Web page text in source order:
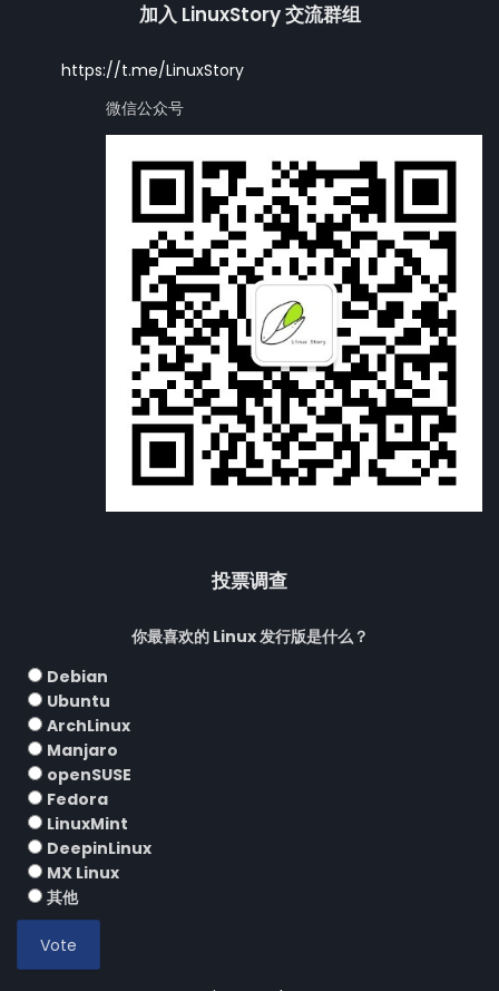
加入 LinuxStory 交流群组
https://t.me/LinuxStory
微信公众号
投票调查
你最喜欢的 Linux 发行版是什么？
Debian
Ubuntu
ArchLinux
Manjaro
openSUSE
Fedora
LinuxMint
DeepinLinux
MX Linux
其他